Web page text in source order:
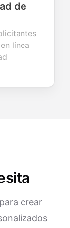
de
línea
crear